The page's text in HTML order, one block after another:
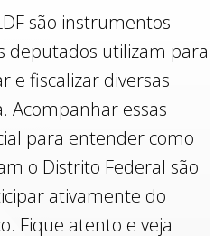
são instrumentos
deputados utilizam para
e fiscalizar diversas
Acompanhar essas
para entender como
o Distrito Federal são
ativamente do
Fique atento e veja